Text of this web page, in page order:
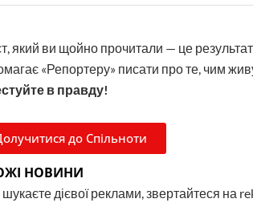
який ви щойно прочитали — це
«Репортеру» писати про те, чим
в правду!
до Спільноти
НОВИНИ
дієвої реклами, звертайтеся на